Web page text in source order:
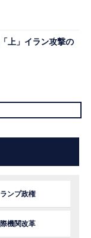
上」イラン攻撃の
ランプ政権
機関改革